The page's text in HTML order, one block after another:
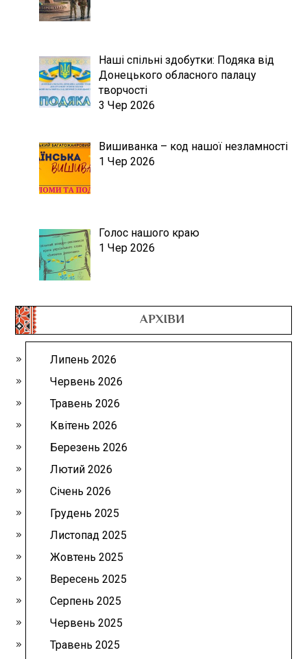
Наші спільні здобутки: Подяка від
Донецького обласного палацу
творчості
3 Чер 2026
Вишиванка – код нашої незламності
1 Чер 2026
Голос нашого краю
1 Чер 2026
АРХІВИ
Липень 2026
Червень 2026
Травень 2026
Квітень 2026
Березень 2026
Лютий 2026
Січень 2026
Грудень 2025
Листопад 2025
Жовтень 2025
Вересень 2025
Серпень 2025
Червень 2025
Травень 2025